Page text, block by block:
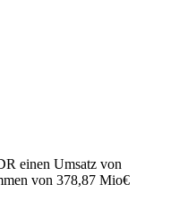
einen Umsatz von
von 378,87 Mio€